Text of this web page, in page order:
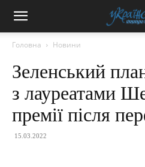
Головна Новини
Зеленський
з лауреатами
премії після
15.03.2022